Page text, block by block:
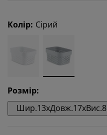
Колір: Сірий
Розмір:
Шир.13xДовж.17xВис.8